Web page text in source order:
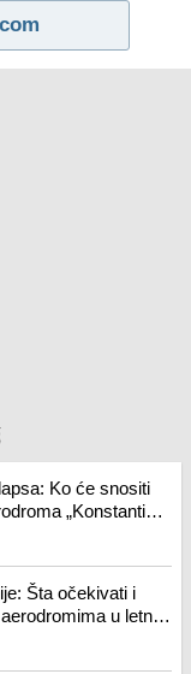
Ko će snositi
„Konstantin
Šta očekivati i
u letnjoj